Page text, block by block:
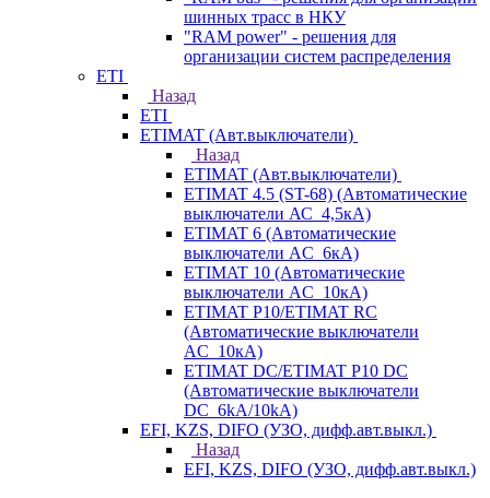
шинных трасс в НКУ
"RAM power" - решения для
организации систем распределения
ETI
Назад
ETI
ETIMAT (Авт.выключатели)
Назад
ETIMAT (Авт.выключатели)
ETIMAT 4.5 (ST-68) (Автоматические
выключатели АС_4,5кА)
ETIMAT 6 (Автоматические
выключатели AC_6кА)
ETIMAT 10 (Автоматические
выключатели AC_10кА)
ETIMAT P10/ETIMAT RC
(Автоматические выключатели
AC_10кА)
ETIMAT DC/ETIMAT P10 DC
(Автоматические выключатели
DC_6kA/10kA)
EFI, KZS, DIFO (УЗО, дифф.авт.выкл.)
Назад
EFI, KZS, DIFO (УЗО, дифф.авт.выкл.)